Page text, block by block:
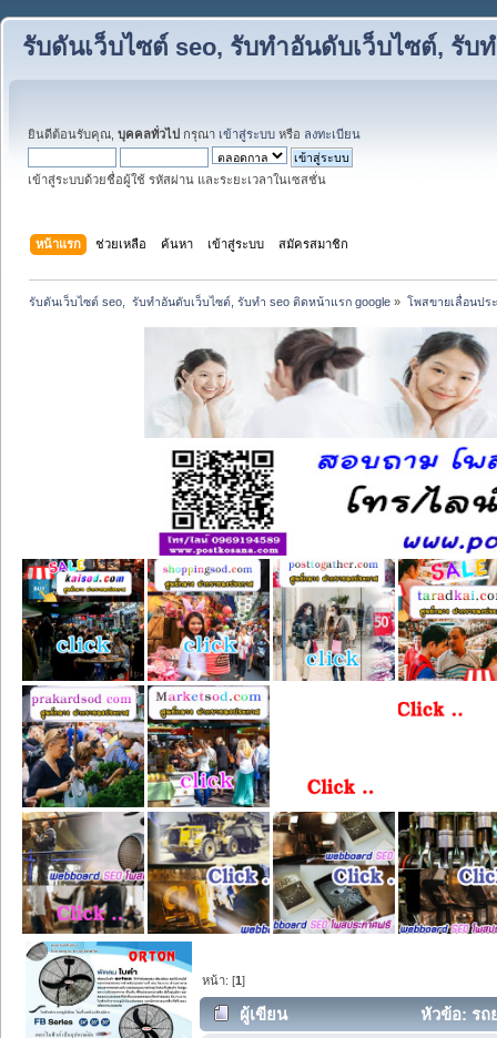
รับดันเว็บไซต์ seo, รับทำอันดับเว็บไซต์, รับ
ยินดีต้อนรับคุณ, บุคคลทั่วไป กรุณา เข้าสู่ระบบ หรือ ลงทะเบียน
เข้าสู่ระบบด้วยชื่อผู้ใช้ รหัสผ่าน และระยะเวลาในเซสชั่น
หน้าแรก ช่วยเหลือ ค้นหา เข้าสู่ระบบ สมัครสมาชิก
รับดันเว็บไซต์ seo,  รับทำอันดับเว็บไซต์, รับทำ seo ติดหน้าแรก google » โพสขายเลื่อนปร
หน้า: [1]
ผู้เขียน
หัวข้อ: รถ